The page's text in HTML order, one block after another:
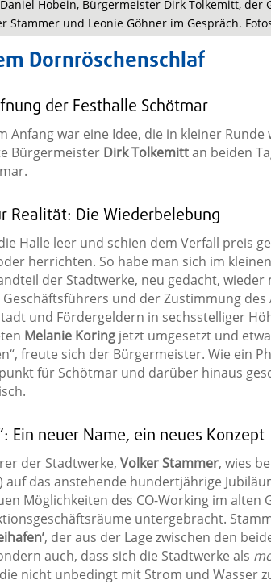
Hobein, Bürgermeister Dirk Tolkemitt, der
Stammer und Leonie Göhner im Gespräch.
Dornröschenschlaf
der Festhalle Schötmar
Anfang war eine Idee, die in kleiner
Bürgermeister Dirk Tolkemittan beiden
Realität: Die Wiederbelebung
Halle leer und schien dem Verfall preis
herrichten. So habe man sich im
der Stadtwerke, neu gedacht, wieder
Geschäftsführers und der Zustimmung
und Fördergeldern in sechsstelliger
Melanie Koringjetzt umgesetzt und
freute sich der Bürgermeister. Wie ein
für Schötmar und darüber hinaus
Ein neuer Name, ein neues Konzept
der Stadtwerke, Volker Stammer, wies
auf das anstehende hundertjährige
Möglichkeiten des CO-Working im
untergebracht.
, der aus der Lage zwischen den
auch, dass sich die Stadtwerke als
nicht unbedingt mit Strom und Wasser